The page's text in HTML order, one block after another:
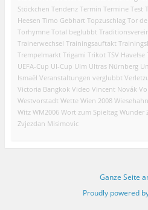
Stöckchen Tendenz Termin Termine Test
Heesen Timo Gebhart Topzuschlag Tor
Torhymne Total beglubbt
Trainerwechsel Trainingsauftakt
Trempelmarkt Trigami Trikot TSV Havelse
UEFA-Cup UI-Cup Ulm Ultras Nürnberg
Ismaël Veranstaltungen verglubbt
Victoria Bangkok Video Vincent Novák
Westvorstadt Wette Wien 2008 Wiesehahn
Witz WM2006 Wort zum Spieltag Wunder
Zvjezdan Misimovic
Ganze Seite
Proudly powered